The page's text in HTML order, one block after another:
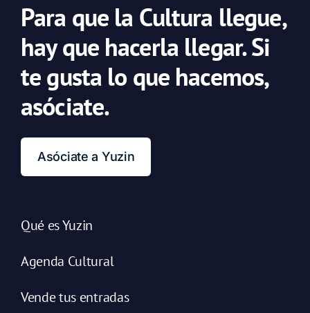
Para que la Cultura llegue,
hay que hacerla llegar. Si
te gusta lo que hacemos,
asóciate.
Asóciate a Yuzin
Qué es Yuzin
Agenda Cultural
Vende tus entradas